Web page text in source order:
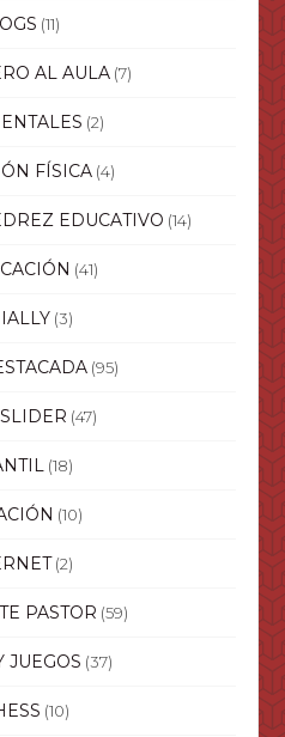
(11)
AL AULA(7)
(2)
FÍSICA(4)
EDUCATIVO (14)
(41)
(3)
(95)
(47)
(18)
(10)
(2)
PASTOR (59)
JUEGOS (37)
(10)